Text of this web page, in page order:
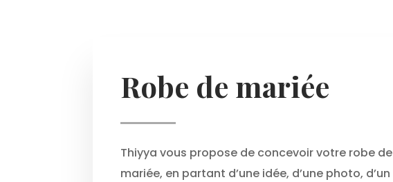
Robe de mariée
Thiyya vous propose de concevoir votre robe de
mariée, en partant d’une idée, d’une photo, d’un